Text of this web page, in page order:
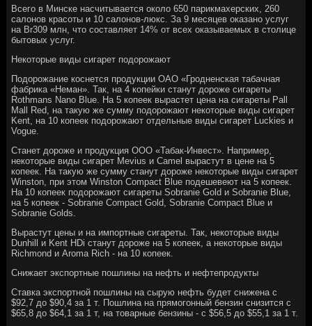
Всего в Минске насчитывается около 650 парикмахерских, 260
салонов красоты и 10 салонов-люкс. За 9 месяцев оказано услуг
на Br309 млн, что составляет 14% от всех оказываемых в столице
бытовых услуг.
Некоторые виды сигарет подорожают
Подорожание коснется продукции ОАО «Гродненская табачная
фабрика «Неман». Так, на 4 копейки станут дороже сигареты
Rothmans Nano Blue. На 5 копеек вырастет цена на сигареты Pall
Mall Red, на такую же сумму подорожают некоторые виды сигарет
Kent, на 10 копеек подорожают отдельные виды сигарет Luckies и
Vogue.
Станет дороже и продукция ООО «Табак-Инвест». Например,
некоторые виды сигарет Mevius и Camel вырастут в цене на 5
копеек. На такую же сумму станут дороже некоторые виды сигарет
Winston, при этом Winston Compact Blue подешевеют на 5 копеек.
На 10 копеек подорожают сигареты Sobranie Gold и Sobranie Blue,
на 5 копеек - Sobranie Compact Gold, Sobranie Compact Blue и
Sobranie Golds.
Вырастут цены и на импортные сигареты. Так, некоторые виды
Dunhill и Kent HDi станут дороже на 5 копеек, а некоторые виды
Richmond и Aroma Rich - на 10 копеек.
Cнижает экспортные пошлины на нефть и нефтепродукты
Ставка экспортной пошлины на сырую нефть будет снижена с
$92,7 до $90,4 за 1 т. Пошлина на прямогонный бензин снизится с
$65,8 до $64,1 за 1 т, на товарные бензины - с $56,5 до $55,1 за 1 т.